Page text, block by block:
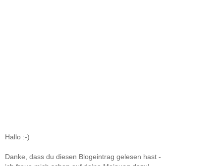
Hallo :-)
Danke, dass du diesen Blogeintrag gelesen hast -